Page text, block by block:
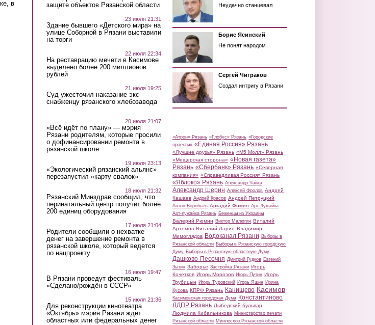
в
защите объектов Рязанской области
23 июля 21:31
Здание бывшего «Детского мира» на
улице Соборной в Рязани выставили
на торги
22 июля 22:34
На реставрацию мечети в Касимове
выделено более 200 миллионов
рублей
21 июля 19:25
Суд ужесточил наказание экс-
снабженцу рязанского хлебозавода
20 июля 21:07
«Всё идёт по плану» — мэрия
Рязани родителям, которые просили
о дофинансировании ремонта в
рязанской школе
19 июля 23:13
«Экологический рязанский альянс»
перезапустил «карту свалок»
18 июля 21:32
Рязанский Минздрав сообщил, что
перинатальный центр получит более
200 единиц оборудования
17 июля 21:04
Родители сообщили о нехватке
денег на завершение ремонта в
рязанской школе, который ведется
по нацпроекту
16 июля 19:47
В Рязани проведут фестиваль
«Сделано/рождён в СССР»
15 июля 21:36
Для реконструкции кинотеатра
«Октябрь» мэрия Рязани ждет
областных или федеральных денег
Неудачно станцевал
Борис Ясинский
Не понят народом
Сергей Чиграков
Создал интригу в Рязани
«Атрон» Рязань «Глобус» Рязань «Городские
проекты» «Единая Россия» Рязань
«Лучшие друзья» Рязань «М5 Молл» Рязань
«Мещерская сторона» «Новая газета»
Рязань «Сбербанк» Рязань «Северная
компания» «Справедливая Россия» Рязань
«Яблоко» Рязань Александр Чайка
Александр Шерин Алексей Фролов Андрей
Кашаев Андрей Красов Андрей Петруцкий
Антон Воробьев Аркадий Фомин Арт-Лужайка
Арт-лужайка Рязань Беженцы из Украины
Валерий Рюмин Виктор Малюгин Виталий
Артемов Виталий Ларин Владимир
Мимоглядов Водоканал Рязани Выборы в
Рязанской области Выборы в Рязанскую городскую
Думу Выборы в Рязанскую областную Думу
Дашково-Песочня Дмитрий Гудков Евгений
Зызин Заборье Застройка Рязани Игорь
Кочетков Игорь Морозов Игорь Путин Игорь
Трубицын Игорь Туровский Игорь Яшин Ирина
Кусова КПРФ Рязань Канищево Касимов
Касимовская городская Дума Константиново
ЛДПР Рязань Лыбедский бульвар
Людмила Кибальникова Министерство печати
Рязанской области Минлесхоз Рязанской области